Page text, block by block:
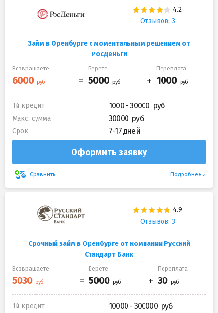
Отзывов: 3
Займ в Оренбурге с моментальным решением от
РосДеньги
Возвращаете Берете Переплата
1й кредит 1000 - 30000
Макс. сумма 30000
Срок 7-17 дней
Оформить заявку
Сравнить Подробнее
Отзывов: 3
Срочный займ в Оренбурге от компании Русский
Стандарт Банк
Возвращаете Берете Переплата
1й кредит 10000 - 300000